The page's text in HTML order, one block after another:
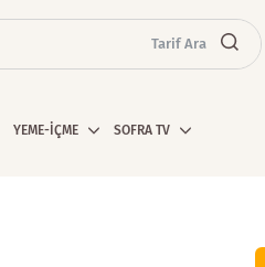
Tarif Ara
YEME-İÇME SOFRA TV